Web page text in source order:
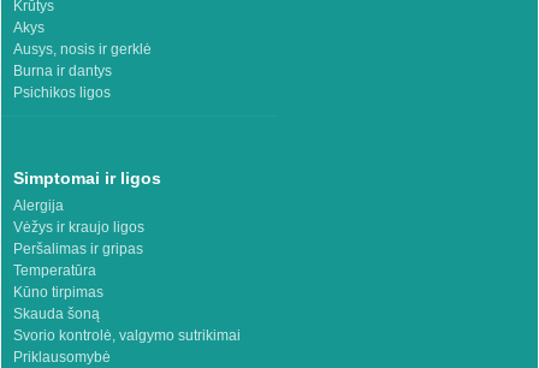
Krūtys
Akys
Ausys, nosis ir gerklė
Burna ir dantys
Psichikos ligos
Simptomai ir ligos
Alergija
Vėžys ir kraujo ligos
Peršalimas ir gripas
Temperatūra
Kūno tirpimas
Skauda šoną
Svorio kontrolė, valgymo sutrikimai
Priklausomybė